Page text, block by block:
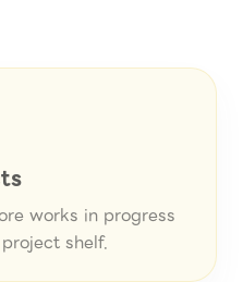
works in progress
shelf.